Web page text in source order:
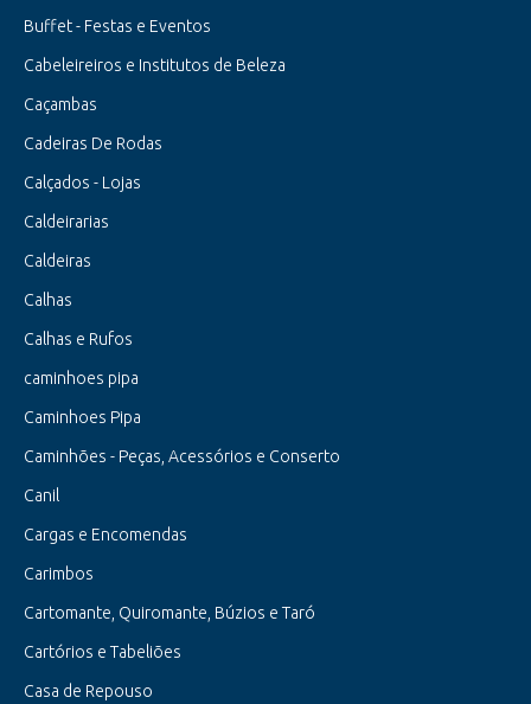
Buffet - Festas e Eventos
Cabeleireiros e Institutos de Beleza
Caçambas
Cadeiras De Rodas
Calçados - Lojas
Caldeirarias
Caldeiras
Calhas
Calhas e Rufos
caminhoes pipa
Caminhoes Pipa
Caminhões - Peças, Acessórios e Conserto
Canil
Cargas e Encomendas
Carimbos
Cartomante, Quiromante, Búzios e Taró
Cartórios e Tabeliões
Casa de Repouso